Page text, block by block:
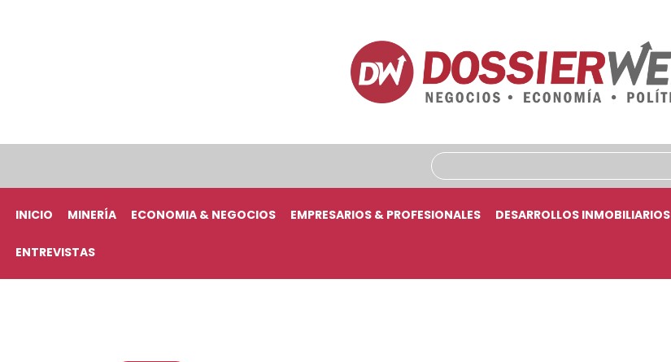
INICIO MINERÍA ECONOMIA & NEGOCIOS EMPRESARIOS & PROFESIONALES DESARROLLOS INMOBILIARIOS
ENTREVISTAS